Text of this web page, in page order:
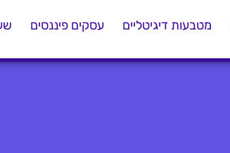
מטבעות דיגיטליים עסקים פיננסים